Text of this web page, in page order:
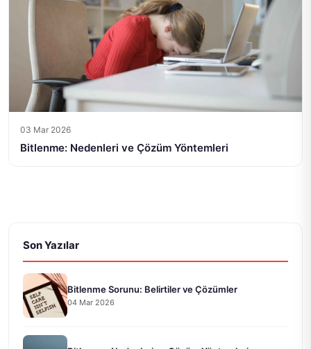
03 Mar 2026
Bitlenme: Nedenleri ve Çözüm Yöntemleri
Son Yazılar
Bitlenme Sorunu: Belirtiler ve Çözümler
04 Mar 2026